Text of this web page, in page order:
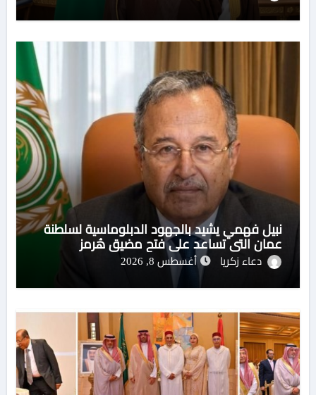
نبيل فهمي يشيد بالجهود الدبلوماسية لسلطنة
عمان التي تساعد على فتح مضيق هُرمز
دعاء زكريا أغسطس 8, 2026